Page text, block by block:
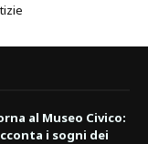
al Museo Civico:
i sogni dei